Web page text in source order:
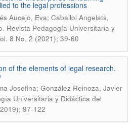
to the legal professions
Aucejo, Eva; Caballol Angelats,
. Revista Pedagogía Universitaria y
8 No. 2 (2021); 39-60
of the elements of legal research.
Josefina; González Reinoza, Javier
Universitaria y Didáctica del
97-122